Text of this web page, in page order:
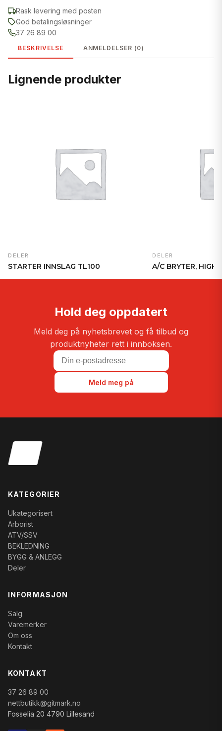
Rask levering med posten
God betalingsløsninger
37 26 89 00
BESKRIVELSE ANMELDELSER (0)
Lignende produkter
DELER
STARTER INNSLAG TL100
DELER
A/C BRYTER, HIGH
Hold deg oppdatert
Meld deg på nyhetsbrevet og få tilbud og
produktnyheter rett i innboksen.
Meld meg på
KATEGORIER
Ukategorisert
Arborist
ATV/SSV
BEKLEDNING
BYGG & ANLEGG
Deler
INFORMASJON
Salg
Varemerker
Om oss
Kontakt
KONTAKT
37 26 89 00
nettbutikk@gitmark.no
Fosselia 20 4790 Lillesand